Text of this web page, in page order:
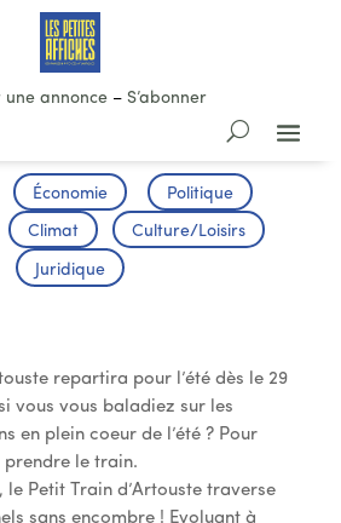
une annonce– S’abonner
Économie Politique
Climat Culture/Loisirs
Juridique
repartira pour l’été dès le 29
vous vous baladiez sur les
en plein coeur de l’été ? Pour
prendre le train.
le Petit Train d’Artouste traverse
sans encombre ! Evoluant à